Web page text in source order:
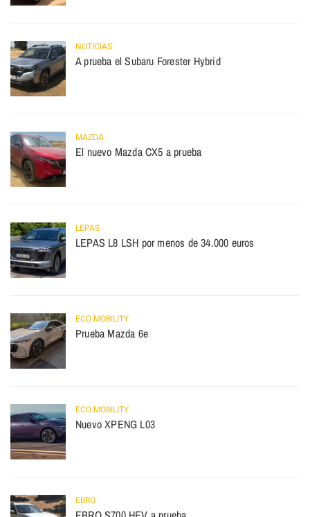
NOTICIAS
A prueba el Subaru Forester Hybrid
MAZDA
El nuevo Mazda CX5 a prueba
LEPAS
LEPAS L8 LSH por menos de 34.000 euros
ECO MOBILITY
Prueba Mazda 6e
ECO MOBILITY
Nuevo XPENG L03
EBRO